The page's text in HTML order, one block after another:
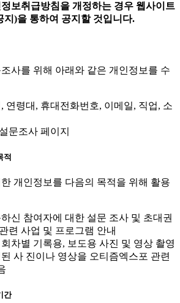
보취급방침을 개정하는 경우 웹사이트
지)을 통하여 공지할 것입니다.
사를 위해 아래와 같은 개인정보를 수
연령대, 휴대전화번호, 이메일, 직업, 소
문조사 페이지
적
개인정보를 다음의 목적을 위해 활용
신 참여자에 대한 설문 조사 및 초대권
련 사업 및 프로그램 안내
차별 기록용, 보도용 사진 및 영상 촬영
사 진이나 영상을 오티즘엑스포 관련
간